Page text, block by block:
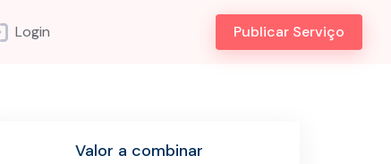
Login Publicar Serviço
Valor a combinar